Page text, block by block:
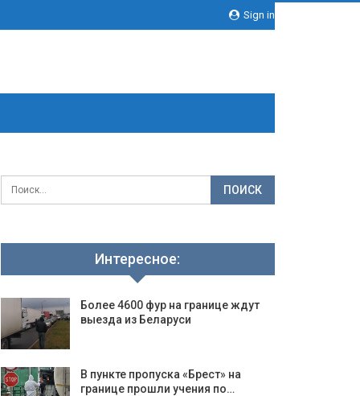
Sign in
Интересное:
Более 4600 фур на границе ждут
выезда из Беларуси
В пункте пропуска «Брест» на
границе прошли учения по…